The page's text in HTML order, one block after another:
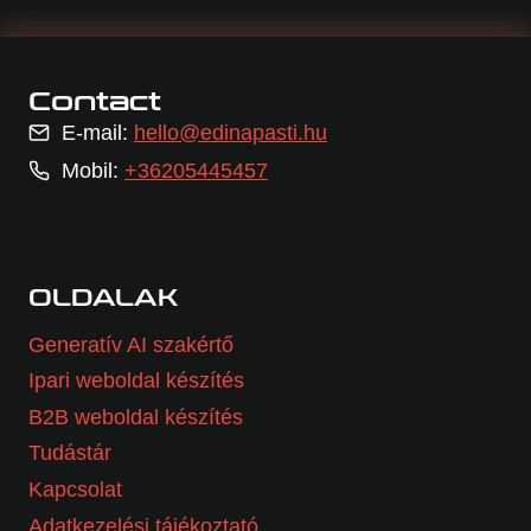
Contact
E-mail: hello@edinapasti.hu
Mobil: +36205445457
OLDALAK
Generatív AI szakértő
Ipari weboldal készítés
B2B weboldal készítés
Tudástár
Kapcsolat
Adatkezelési tájékoztató